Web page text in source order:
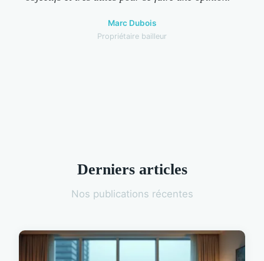
Marc Dubois
Propriétaire bailleur
Derniers articles
Nos publications récentes